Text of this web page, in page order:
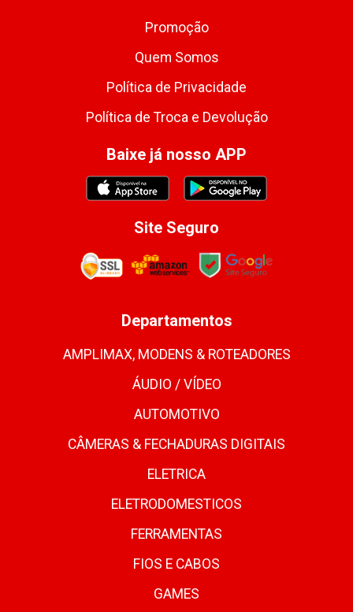
Promoção
Quem Somos
Política de Privacidade
Política de Troca e Devolução
Baixe já nosso APP
Site Seguro
Departamentos
AMPLIMAX, MODENS & ROTEADORES
ÁUDIO / VÍDEO
AUTOMOTIVO
CÂMERAS & FECHADURAS DIGITAIS
ELETRICA
ELETRODOMESTICOS
FERRAMENTAS
FIOS E CABOS
GAMES